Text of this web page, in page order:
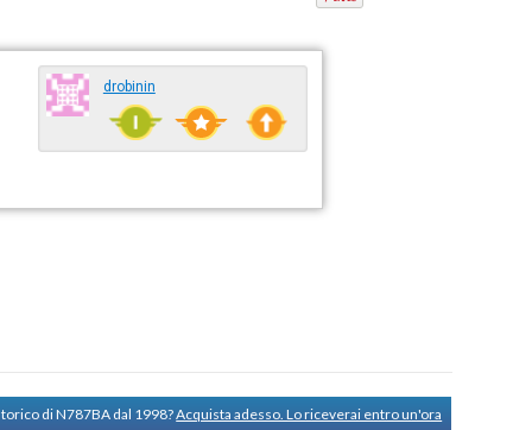
drobinin
di N787BA dal 1998?Acquista adesso. Lo riceverai entro un'ora